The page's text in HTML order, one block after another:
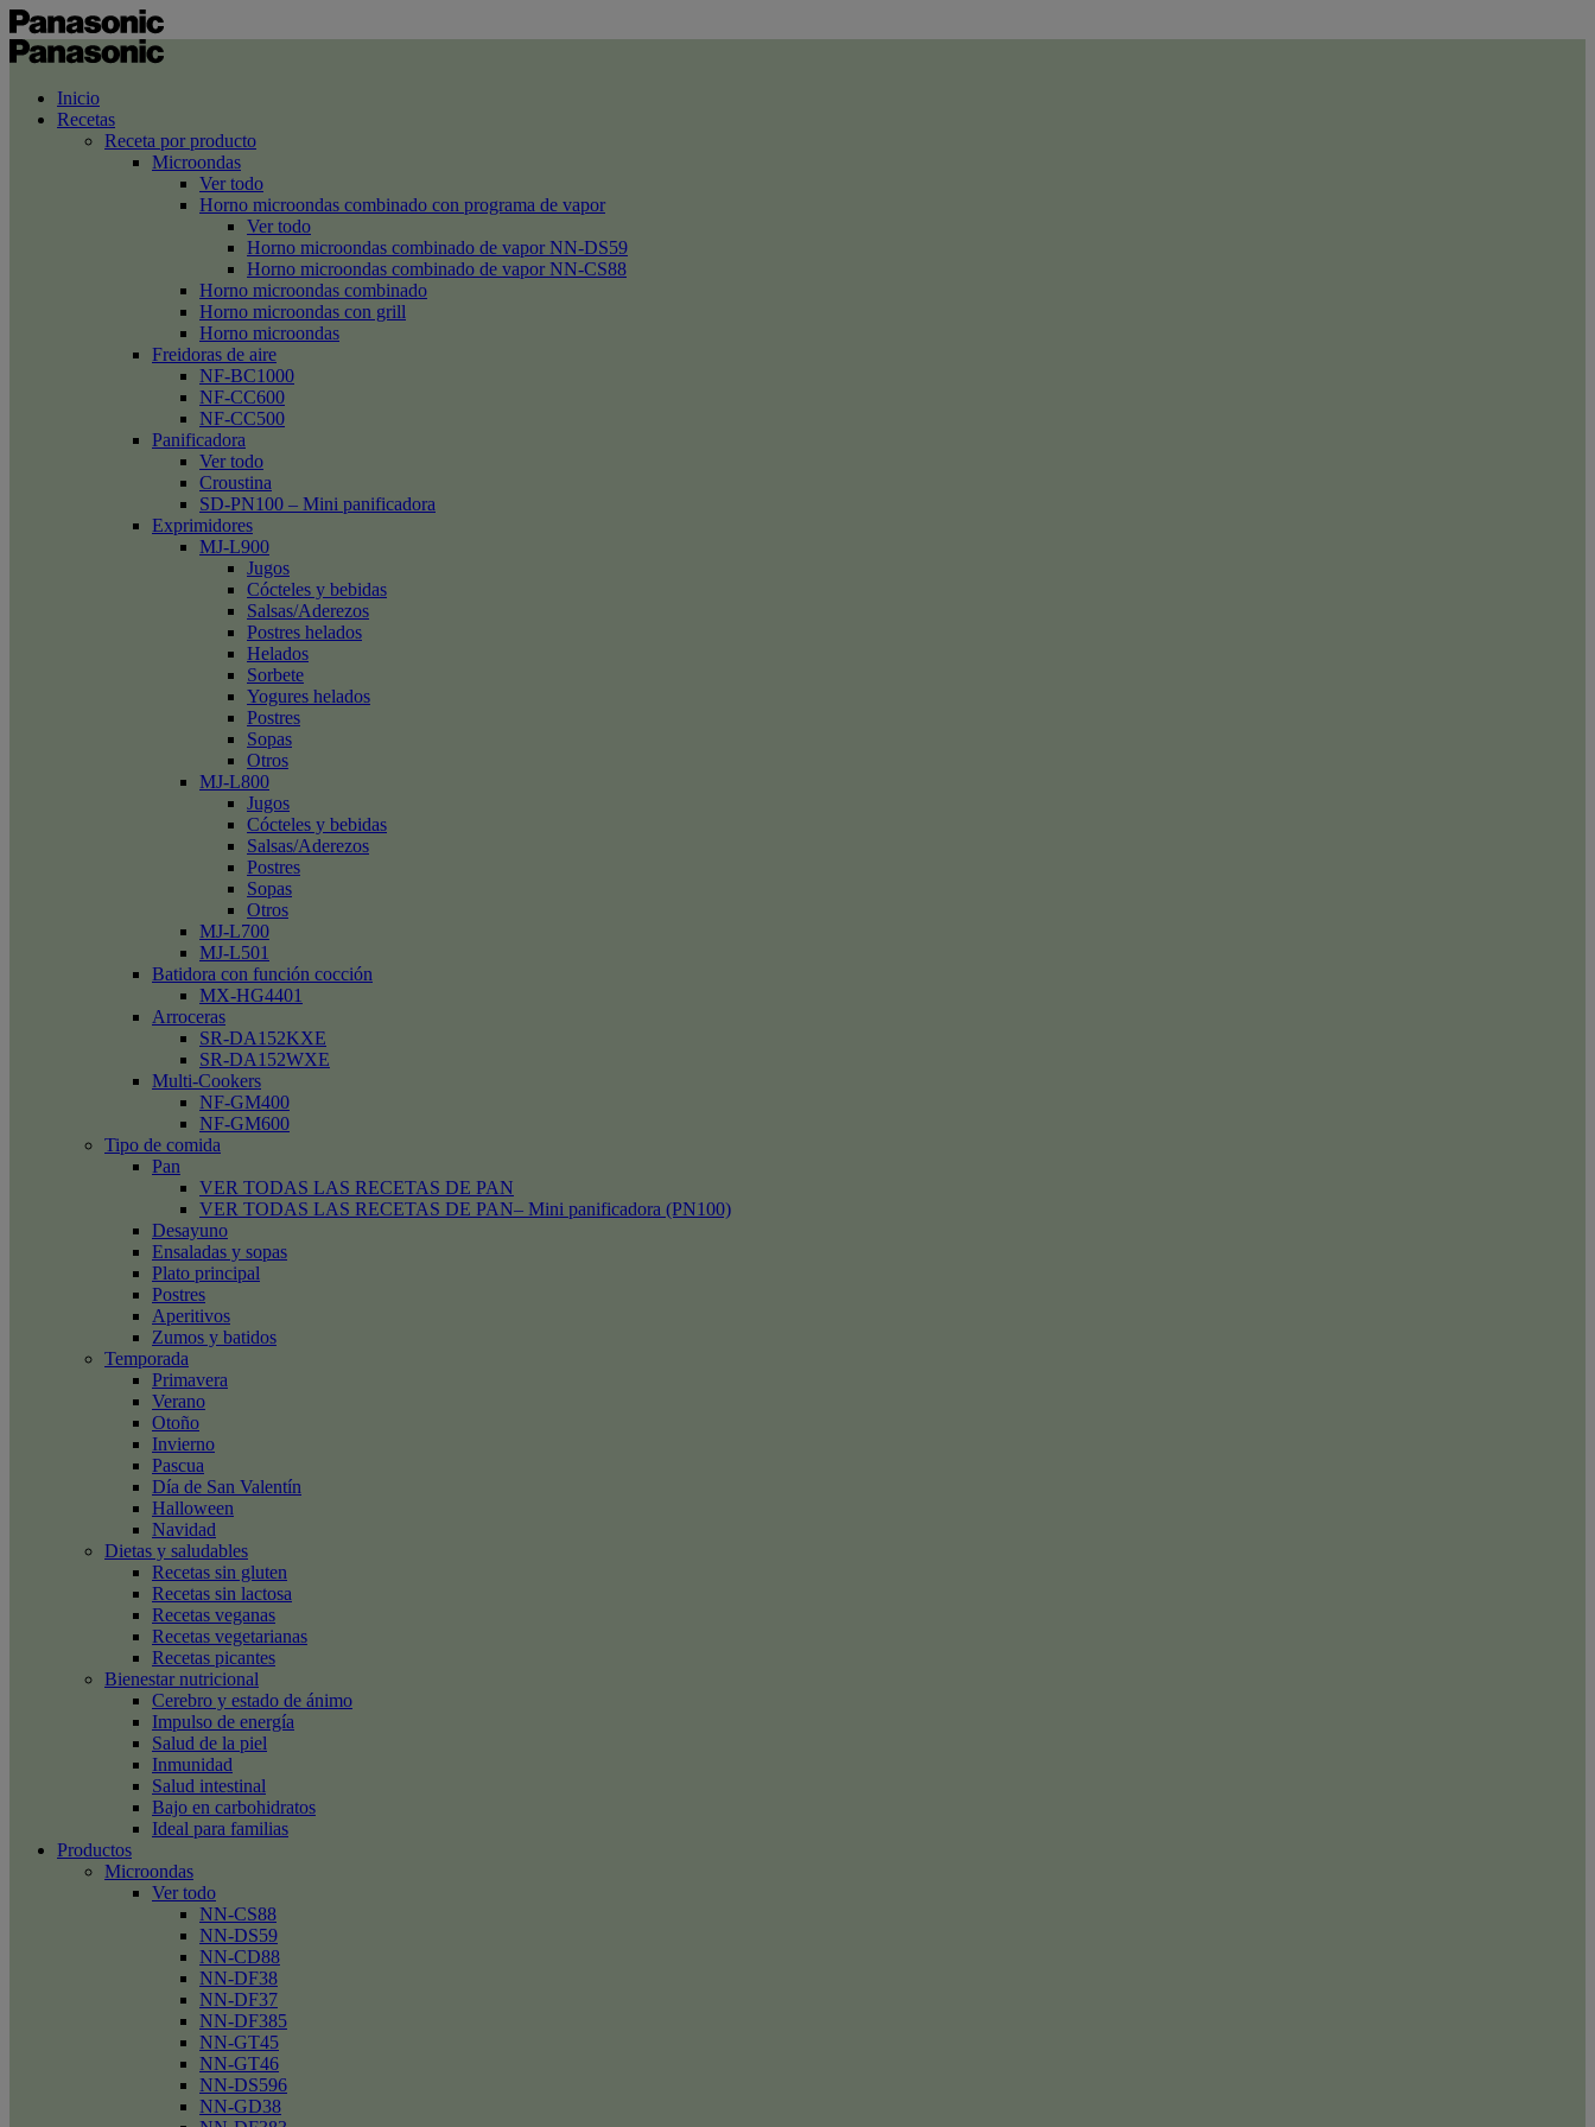
Inicio
Recetas
Receta por producto
Microondas
Ver todo
Horno microondas combinado con programa de vapor
Ver todo
Horno microondas combinado de vapor NN-DS59
Horno microondas combinado de vapor NN-CS88
Horno microondas combinado
Horno microondas con grill
Horno microondas
Freidoras de aire
NF-BC1000
NF-CC600
NF-CC500
Panificadora
Ver todo
Croustina
SD-PN100 – Mini panificadora
Exprimidores
MJ-L900
Jugos
Cócteles y bebidas
Salsas/Aderezos
Postres helados
Helados
Sorbete
Yogures helados
Postres
Sopas
Otros
MJ-L800
Jugos
Cócteles y bebidas
Salsas/Aderezos
Postres
Sopas
Otros
MJ-L700
MJ-L501
Batidora con función cocción
MX-HG4401
Arroceras
SR-DA152KXE
SR-DA152WXE
Multi-Cookers
NF-GM400
NF-GM600
Tipo de comida
Pan
VER TODAS LAS RECETAS DE PAN
VER TODAS LAS RECETAS DE PAN– Mini panificadora (PN100)
Desayuno
Ensaladas y sopas
Plato principal
Postres
Aperitivos
Zumos y batidos
Temporada
Primavera
Verano
Otoño
Invierno
Pascua
Día de San Valentín
Halloween
Navidad
Dietas y saludables
Recetas sin gluten
Recetas sin lactosa
Recetas veganas
Recetas vegetarianas
Recetas picantes
Bienestar nutricional
Cerebro y estado de ánimo
Impulso de energía
Salud de la piel
Inmunidad
Salud intestinal
Bajo en carbohidratos
Ideal para familias
Productos
Microondas
Ver todo
NN-CS88
NN-DS59
NN-CD88
NN-DF38
NN-DF37
NN-DF385
NN-GT45
NN-GT46
NN-DS596
NN-GD38